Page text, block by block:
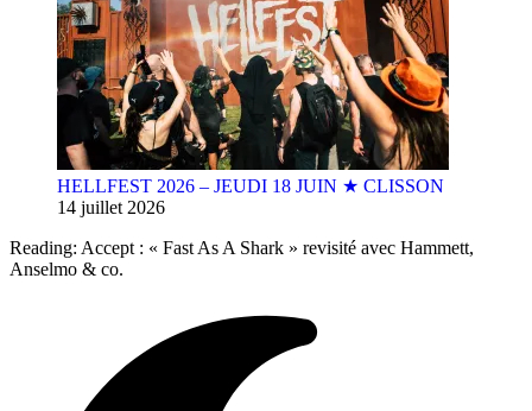
HELLFEST 2026 – JEUDI 18 JUIN ★ CLISSON
14 juillet 2026
Reading: Accept : « Fast As A Shark » revisité avec Hammett,
Anselmo & co.